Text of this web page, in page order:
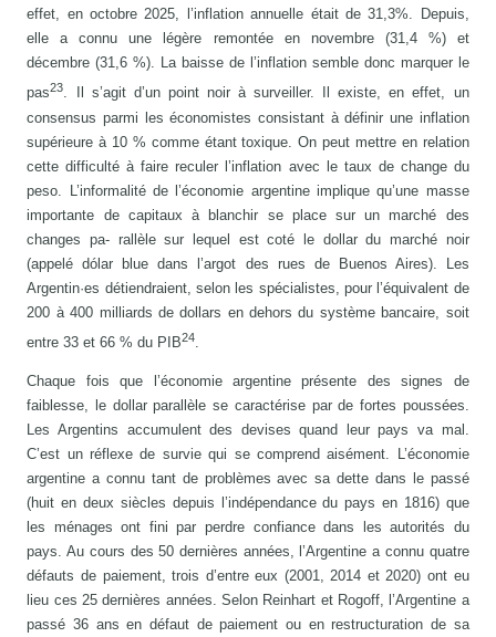
effet, en octobre 2025, l’inflation annuelle était de 31,3%. Depuis,
elle a connu une légère remontée en novembre (31,4 %) et
décembre (31,6 %). La baisse de l’inflation semble donc marquer le
pas23. Il s’agit d’un point noir à surveiller. Il existe, en effet, un
consensus parmi les économistes consistant à définir une inflation
supérieure à 10 % comme étant toxique. On peut mettre en relation
cette difficulté à faire reculer l’inflation avec le taux de change du
peso. L’informalité de l’économie argentine implique qu’une masse
importante de capitaux à blanchir se place sur un marché des
changes pa- rallèle sur lequel est coté le dollar du marché noir
(appelé dólar blue dans l’argot des rues de Buenos Aires). Les
Argentin·es détiendraient, selon les spécialistes, pour l’équivalent de
200 à 400 milliards de dollars en dehors du système bancaire, soit
entre 33 et 66 % du PIB24.
Chaque fois que l’économie argentine présente des signes de
faiblesse, le dollar parallèle se caractérise par de fortes poussées.
Les Argentins accumulent des devises quand leur pays va mal.
C’est un réflexe de survie qui se comprend aisément. L’économie
argentine a connu tant de problèmes avec sa dette dans le passé
(huit en deux siècles depuis l’indépendance du pays en 1816) que
les ménages ont fini par perdre confiance dans les autorités du
pays. Au cours des 50 dernières années, l’Argentine a connu quatre
défauts de paiement, trois d’entre eux (2001, 2014 et 2020) ont eu
lieu ces 25 dernières années. Selon Reinhart et Rogoff, l’Argentine a
passé 36 ans en défaut de paiement ou en restructuration de sa